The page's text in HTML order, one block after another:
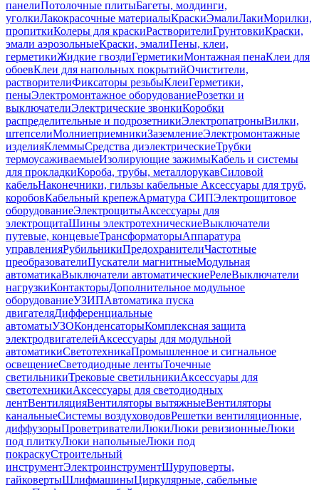
панелиПотолочные плитыБагеты, молдинги,
уголкиЛакокрасочные материалыКраскиЭмалиЛакиМорилки,
пропиткиКолеры для краскиРастворителиГрунтовкиКраски,
эмали аэрозольныеКраски, эмалиПены, клеи,
герметикиЖидкие гвоздиГерметикиМонтажная пенаКлеи для
обоевКлеи для напольных покрытийОчистители,
растворителиФиксаторы резьбыКлеиГерметики,
пеныЭлектромонтажное оборудованиеРозетки и
выключателиЭлектрические звонкиКоробки
распределительные и подрозетникиЭлектропатроныВилки,
штепселиМолниеприемникиЗаземлениеЭлектромонтажные
изделияКлеммыСредства диэлектрическиеТрубки
термоусаживаемыеИзолирующие зажимыКабель и системы
для прокладкиКороба, трубы, металлорукавСиловой
кабельНаконечники, гильзы кабельные Аксессуары для труб,
коробовКабельный крепежАрматура СИПЭлектрощитовое
оборудованиеЭлектрощитыАксессуары для
электрощитаШины электротехническиеВыключатели
путевые, концевыеТрансформаторыАппаратура
управленияРубильникиПредохранителиЧастотные
преобразователиПускатели магнитныеМодульная
автоматикаВыключатели автоматическиеРелеВыключатели
нагрузкиКонтакторыДополнительное модульное
оборудованиеУЗИПАвтоматика пуска
двигателяДифференциальные
автоматыУЗОКонденсаторыКомплексная защита
электродвигателейАксессуары для модульной
автоматикиСветотехникаПромышленное и сигнальное
освещениеСветодиодные лентыТочечные
светильникиТрековые светильникиАксессуары для
светотехникиАксессуары для светодиодных
лентВентиляцияВентиляторы вытяжныеВентиляторы
канальныеСистемы воздуховодовРешетки вентиляционные,
диффузорыПроветривателиЛюкиЛюки ревизионныеЛюки
под плиткуЛюки напольныеЛюки под
покраскуСтроительный
инструментЭлектроинструментШуруповерты,
гайковертыШлифмашиныЦиркулярные, сабельные